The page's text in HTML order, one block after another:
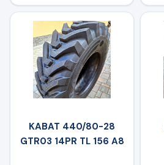
KABAT 440/80-28
GTR03 14PR TL 156 A8